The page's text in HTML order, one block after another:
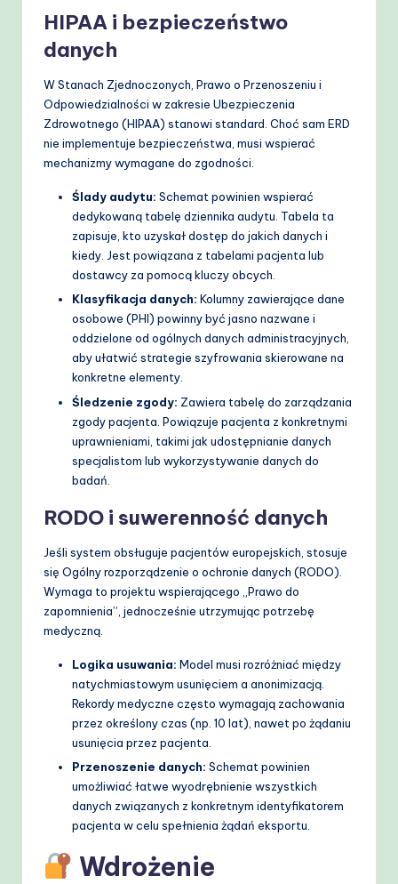
HIPAA i bezpieczeństwo
danych
W Stanach Zjednoczonych, Prawo o Przenoszeniu i
Odpowiedzialności w zakresie Ubezpieczenia
Zdrowotnego (HIPAA) stanowi standard. Choć sam ERD
nie implementuje bezpieczeństwa, musi wspierać
mechanizmy wymagane do zgodności.
Ślady audytu: Schemat powinien wspierać
dedykowaną tabelę dziennika audytu. Tabela ta
zapisuje, kto uzyskał dostęp do jakich danych i
kiedy. Jest powiązana z tabelami pacjenta lub
dostawcy za pomocą kluczy obcych.
Klasyfikacja danych: Kolumny zawierające dane
osobowe (PHI) powinny być jasno nazwane i
oddzielone od ogólnych danych administracyjnych,
aby ułatwić strategie szyfrowania skierowane na
konkretne elementy.
Śledzenie zgody: Zawiera tabelę do zarządzania
zgody pacjenta. Powiązuje pacjenta z konkretnymi
uprawnieniami, takimi jak udostępnianie danych
specjalistom lub wykorzystywanie danych do
badań.
RODO i suwerenność danych
Jeśli system obsługuje pacjentów europejskich, stosuje
się Ogólny rozporządzenie o ochronie danych (RODO).
Wymaga to projektu wspierającego „Prawo do
zapomnienia”, jednocześnie utrzymując potrzebę
medyczną.
Logika usuwania: Model musi rozróżniać między
natychmiastowym usunięciem a anonimizacją.
Rekordy medyczne często wymagają zachowania
przez określony czas (np. 10 lat), nawet po żądaniu
usunięcia przez pacjenta.
Przenoszenie danych: Schemat powinien
umożliwiać łatwe wyodrębnienie wszystkich
danych związanych z konkretnym identyfikatorem
pacjenta w celu spełnienia żądań eksportu.
Wdrożenie